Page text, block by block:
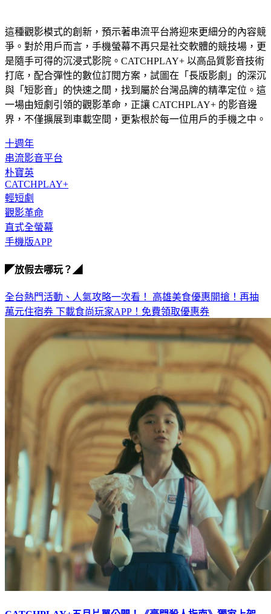
這種觀影模式的創新，預示著串流平台將迎來更細分的內容競
爭。對於用戶而言，手機螢幕不再只是社交軟體的競技場，更
是隨手可得的沉浸式影院。CATCHPLAY+ 以高品質影音技術
打底，配合彈性的數位訂閱方案，試圖在「長版影劇」的深沉
與「短影音」的快速之間，找到屬於台灣品牌的精準定位。這
一場由短劇引領的觀影革命，正讓 CATCHPLAY+ 的影音邊
界，不僅擴展到車載空間，更紮根於每一位用戶的手機之中。
十週年
串流影音平台
朴寶英
CATCHPLAY+
輕短劇
觀影革命
直式全螢幕
手機版APP
◤放假去哪玩？◢
全台熱門活動、人氣攻略一次看！ 高雄美食優惠開搶！再抽
萬元住宿券 下載食尚玩家APP！免費領取優惠券